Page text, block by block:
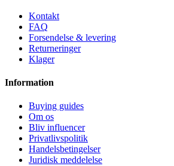
Kontakt
FAQ
Forsendelse & levering
Returneringer
Klager
Information
Buying guides
Om os
Bliv influencer
Privatlivspolitik
Handelsbetingelser
Juridisk meddelelse